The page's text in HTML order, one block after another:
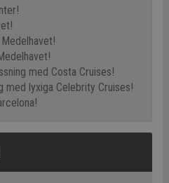
med Costa Cruises!
med lyxiga Celebrity Cruises!